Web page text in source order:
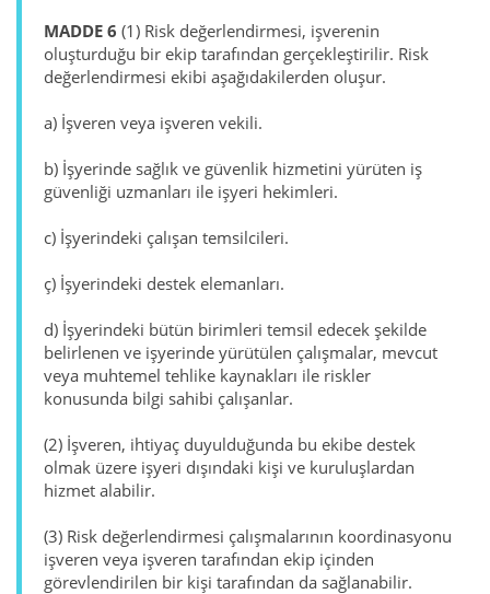
MADDE 6 (1) Risk değerlendirmesi, işverenin
oluşturduğu bir ekip tarafından gerçekleştirilir. Risk
değerlendirmesi ekibi aşağıdakilerden oluşur.
a) İşveren veya işveren vekili.
b) İşyerinde sağlık ve güvenlik hizmetini yürüten iş
güvenliği uzmanları ile işyeri hekimleri.
c) İşyerindeki çalışan temsilcileri.
ç) İşyerindeki destek elemanları.
d) İşyerindeki bütün birimleri temsil edecek şekilde
belirlenen ve işyerinde yürütülen çalışmalar, mevcut
veya muhtemel tehlike kaynakları ile riskler
konusunda bilgi sahibi çalışanlar.
(2) İşveren, ihtiyaç duyulduğunda bu ekibe destek
olmak üzere işyeri dışındaki kişi ve kuruluşlardan
hizmet alabilir.
(3) Risk değerlendirmesi çalışmalarının koordinasyonu
işveren veya işveren tarafından ekip içinden
görevlendirilen bir kişi tarafından da sağlanabilir.